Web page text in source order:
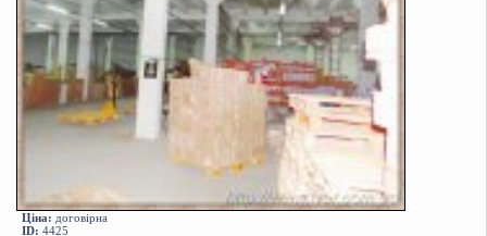
Ціна: договірна
ID: 4425